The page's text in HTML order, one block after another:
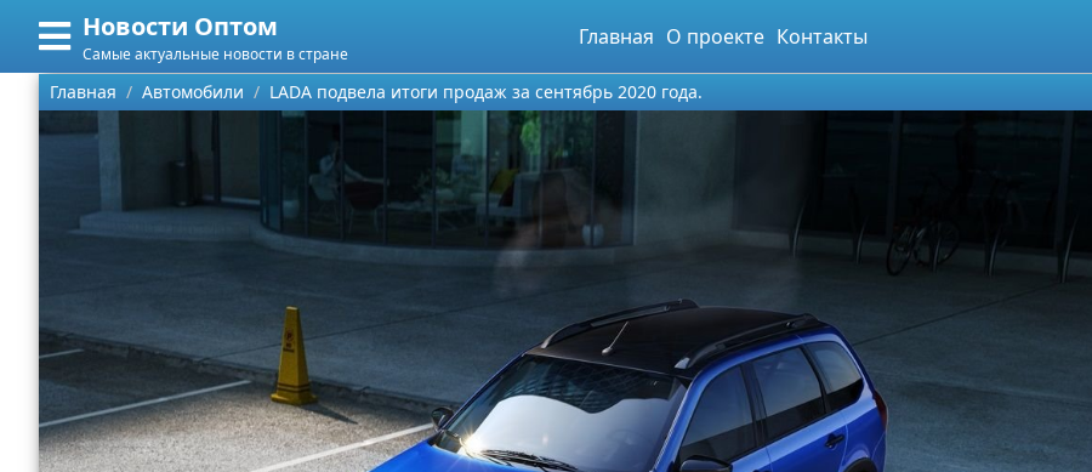
Новости Оптом
Самые актуальные новости в стране
Главная О проекте Контакты
Меню
Главная
Категории
Информационные технологии
Автомобили
Политика
Природа
Философия
Сотрудничество
Размещение рекламы
Для правообладателей
Главная Автомобили LADA подвела итоги продаж за сентябрь 2020 года.